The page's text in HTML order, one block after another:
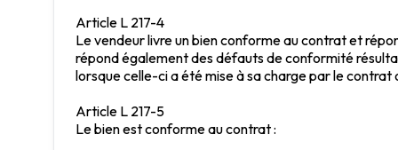
Article L 217-4
Le vendeur livre un bien conforme au contrat et
répond également des défauts de conformité
lorsque celle-ci a été mise à sa charge par le contrat
Article L 217-5
Le bien est conforme au contrat :